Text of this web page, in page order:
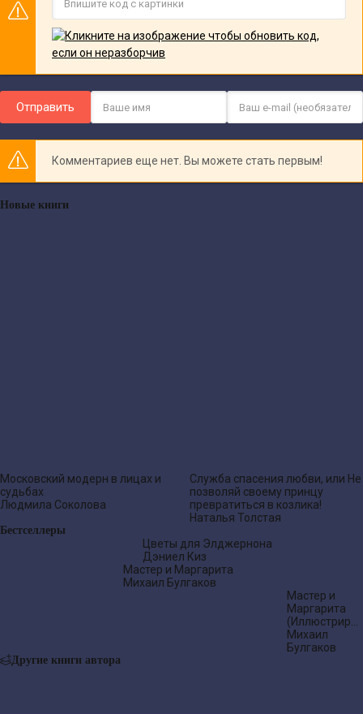
Отправить
Комментариев еще нет. Вы можете стать первым!
Новые книги
Московский модерн в лицах и
судьбах
Людмила Соколова
Служба спасения любви, или Не
позволяй своему принцу
превратиться в козлика!
Наталья Толстая
Бестселлеры
Цветы для Элджернона
Дэниел Киз
Мастер и Маргарита
Михаил Булгаков
Мастер и
Маргарита
издание)
Михаил
Булгаков
Другие книги автора